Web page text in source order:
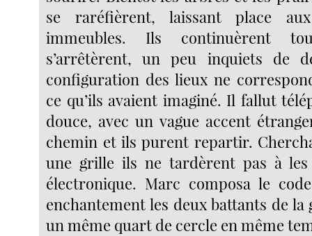
se raréfièrent, laissant place
immeubles. Ils continuèrent
s’arrêtèrent, un peu inquiets de
configuration des lieux ne
ce qu’ils avaient imaginé. Il fallut
douce, avec un vague accent
chemin et ils purent repartir.
une grille ils ne tardèrent pas à
électronique. Marc composa le
enchantement les deux battants de
un même quart de cercle en même